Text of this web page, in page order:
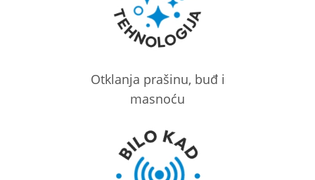
Otklanja prašinu, buđ i
masnoću